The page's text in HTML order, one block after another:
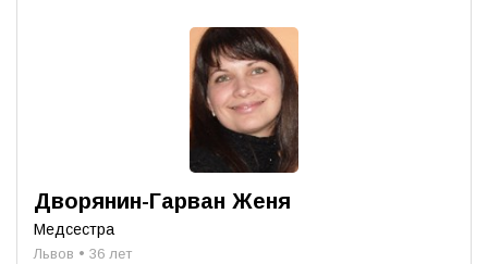
Дворянин-Гарван Женя
Медсестра
Львов • 36 лет